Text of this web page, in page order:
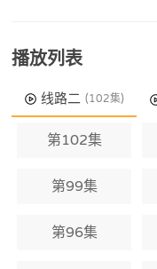
播放列表
线路二 (102集)
第102集
第99集
第96集